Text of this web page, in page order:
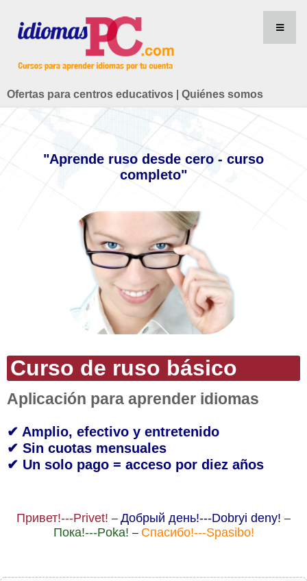
Ofertas para centros educativos Quiénes somos
"Aprende ruso desde cero - curso
completo"
Curso de ruso básico
Aplicación para aprender idiomas
✔ Amplio, efectivo y entretenido
✔ Sin cuotas mensuales
✔ Un solo pago = acceso por diez años
Привет!---Privet! – Добрый день!---Dobryi deny! –
Пока!---Poka! – Спасибо!---Spasibo!